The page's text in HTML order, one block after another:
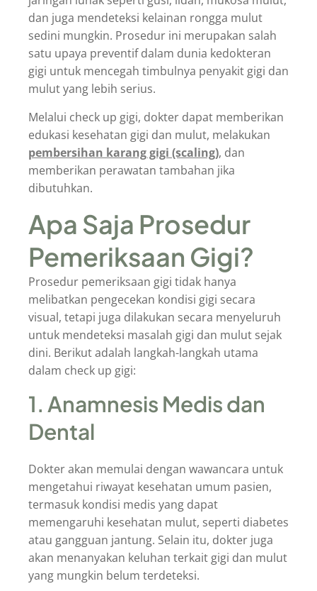
dan juga mendeteksi kelainan rongga mulut
sedini mungkin. Prosedur ini merupakan salah
satu upaya preventif dalam dunia kedokteran
gigi untuk mencegah timbulnya penyakit gigi dan
mulut yang lebih serius.
Melalui check up gigi, dokter dapat memberikan
edukasi kesehatan gigi dan mulut, melakukan
pembersihan karang gigi (scaling), dan
memberikan perawatan tambahan jika
dibutuhkan.
Apa Saja Prosedur
Pemeriksaan Gigi?
Prosedur pemeriksaan gigi tidak hanya
melibatkan pengecekan kondisi gigi secara
visual, tetapi juga dilakukan secara menyeluruh
untuk mendeteksi masalah gigi dan mulut sejak
dini. Berikut adalah langkah-langkah utama
dalam check up gigi:
1. Anamnesis Medis dan
Dental
Dokter akan memulai dengan wawancara untuk
mengetahui riwayat kesehatan umum pasien,
termasuk kondisi medis yang dapat
memengaruhi kesehatan mulut, seperti diabetes
atau gangguan jantung. Selain itu, dokter juga
akan menanyakan keluhan terkait gigi dan mulut
yang mungkin belum terdeteksi.